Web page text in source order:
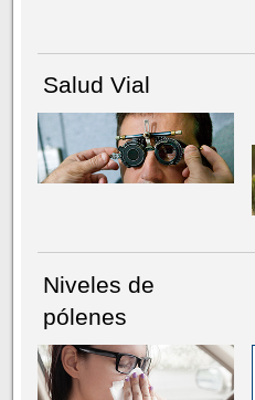
Salud Vial
Niveles de
pólenes